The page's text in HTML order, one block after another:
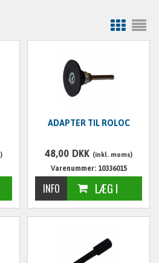
ADAPTER TIL ROLOC
48,00 DKK (inkl. moms)
Varenummer: 10336015